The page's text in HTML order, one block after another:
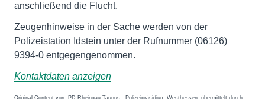
anschließend die Flucht.
Zeugenhinweise in der Sache werden von der
Polizeistation Idstein unter der Rufnummer (06126)
9394-0 entgegengenommen.
Kontaktdaten anzeigen
Original-Content von: PD Rheingau-Taunus - Polizeipräsidium Westhessen, übermittelt durch